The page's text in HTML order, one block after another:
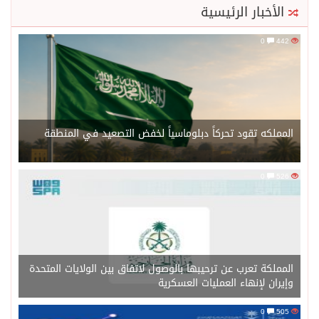
الأخبار الرئيسية
المملكه تقود تحركاً دبلوماسياً لخفض التصعيد في المنطقة
526
المملكة تعرب عن ترحيبها بالوصول لاتفاق بين الولايات المتحدة
وإيران لإنهاء العمليات العسكرية
505